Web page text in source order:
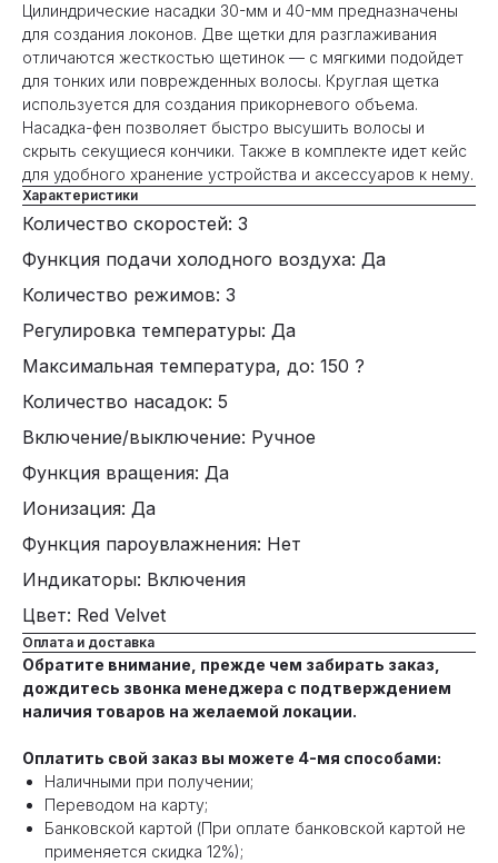
Цилиндрические насадки 30-мм и 40-мм предназначены
для создания локонов. Две щетки для разглаживания
отличаются жесткостью щетинок — с мягкими подойдет
для тонких или поврежденных волосы. Круглая щетка
используется для создания прикорневого объема.
Насадка-фен позволяет быстро высушить волосы и
скрыть секущиеся кончики. Также в комплекте идет кейс
для удобного хранение устройства и аксессуаров к нему.
Характеристики
Количество скоростей: 3
Функция подачи холодного воздуха: Да
Количество режимов: 3
Регулировка температуры: Да
Максимальная температура, до: 150 ?
Количество насадок: 5
Включение/выключение: Ручное
Функция вращения: Да
Ионизация: Да
Функция пароувлажнения: Нет
Индикаторы: Включения
Цвет: Red Velvet
Оплата и доставка
Обратите внимание, прежде чем забирать заказ,
дождитесь звонка менеджера с подтверждением
наличия товаров на желаемой локации.
Оплатить свой заказ вы можете 4-мя способами:
Наличными при получении;
Переводом на карту;
Банковской картой (При оплате банковской картой не
применяется скидка 12%);